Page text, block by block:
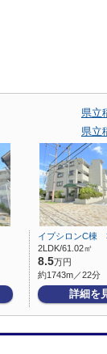
県立
県立
イプシロンC棟
2LDK/61.02㎡
8.5万円
約1743m／22分
詳細を